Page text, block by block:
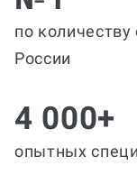
по
России
4 000+
опытных